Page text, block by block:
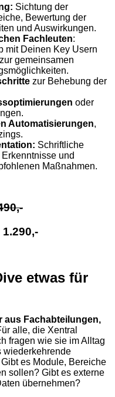
Sichtung der
Bewertung der
und Auswirkungen.
Fachleuten:
mit Deinen Key Usern
gemeinsamen
zur Behebung der
oder
Automatisierungen,
Schriftliche
und
Maßnahmen.
etwas für
aus Fachabteilungen,
alle, die Xentral
fragen wie sie im Alltag
wiederkehrende
es Module, Bereiche
sollen? Gibt es externe
übernehmen?